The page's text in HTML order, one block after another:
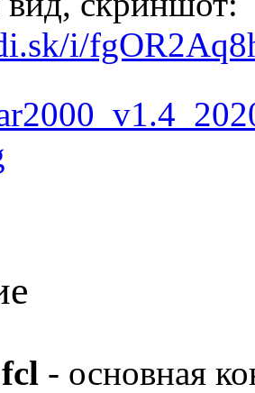
i/
- основная